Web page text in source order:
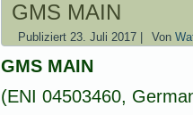
GMS MAIN
Publiziert 23. Juli 2017 Von
GMS MAIN
(ENI 04503460,